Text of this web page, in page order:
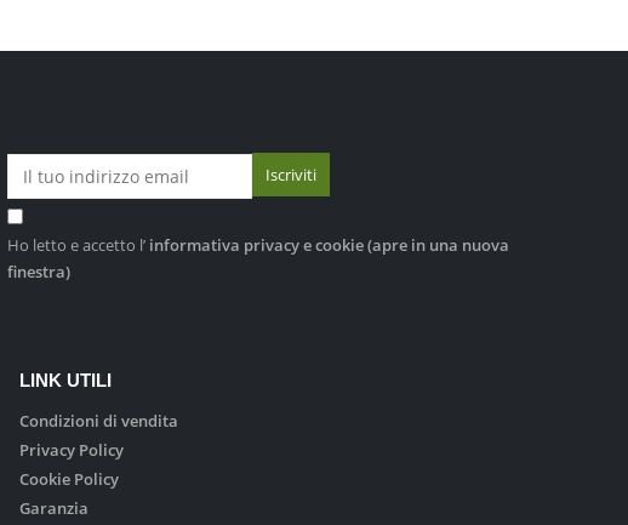
Ho letto e accetto l’ informativa privacy e cookie(apre in una nuova
finestra)
LINK UTILI
Condizioni di vendita
Privacy Policy
Cookie Policy
Garanzia